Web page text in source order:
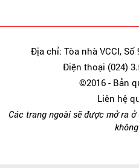
Địa chỉ: Tòa nhà VCCI,
Điện thoại (024)
©2016 - Bản
Liên hệ
Các trang ngoài sẽ được mở ra